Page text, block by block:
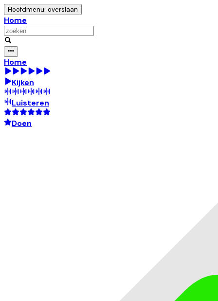
Hoofdmenu: overslaan
Home
Home
Kijken
Luisteren
Doen